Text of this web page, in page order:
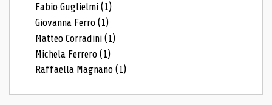
Fabio Guglielmi(1)
Giovanna Ferro(1)
Matteo Corradini(1)
Michela Ferrero(1)
Raffaella Magnano(1)